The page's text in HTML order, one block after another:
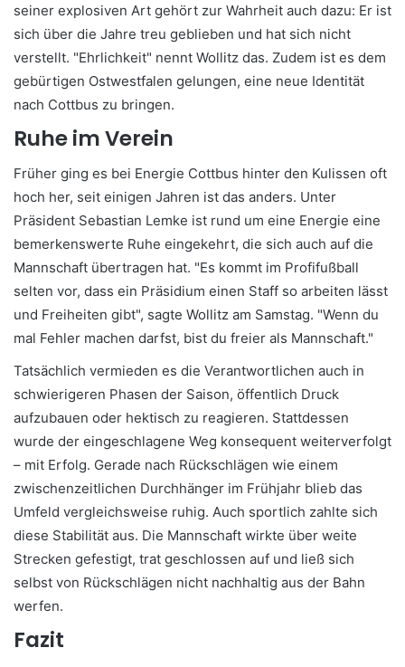
seiner explosiven Art gehört zur Wahrheit auch dazu: Er ist
sich über die Jahre treu geblieben und hat sich nicht
verstellt. "Ehrlichkeit" nennt Wollitz das. Zudem ist es dem
gebürtigen Ostwestfalen gelungen, eine neue Identität
nach Cottbus zu bringen.
Ruhe im Verein
Früher ging es bei Energie Cottbus hinter den Kulissen oft
hoch her, seit einigen Jahren ist das anders. Unter
Präsident Sebastian Lemke ist rund um eine Energie eine
bemerkenswerte Ruhe eingekehrt, die sich auch auf die
Mannschaft übertragen hat. "Es kommt im Profifußball
selten vor, dass ein Präsidium einen Staff so arbeiten lässt
und Freiheiten gibt", sagte Wollitz am Samstag. "Wenn du
mal Fehler machen darfst, bist du freier als Mannschaft."
Tatsächlich vermieden es die Verantwortlichen auch in
schwierigeren Phasen der Saison, öffentlich Druck
aufzubauen oder hektisch zu reagieren. Stattdessen
wurde der eingeschlagene Weg konsequent weiterverfolgt
– mit Erfolg. Gerade nach Rückschlägen wie einem
zwischenzeitlichen Durchhänger im Frühjahr blieb das
Umfeld vergleichsweise ruhig. Auch sportlich zahlte sich
diese Stabilität aus. Die Mannschaft wirkte über weite
Strecken gefestigt, trat geschlossen auf und ließ sich
selbst von Rückschlägen nicht nachhaltig aus der Bahn
werfen.
Fazit